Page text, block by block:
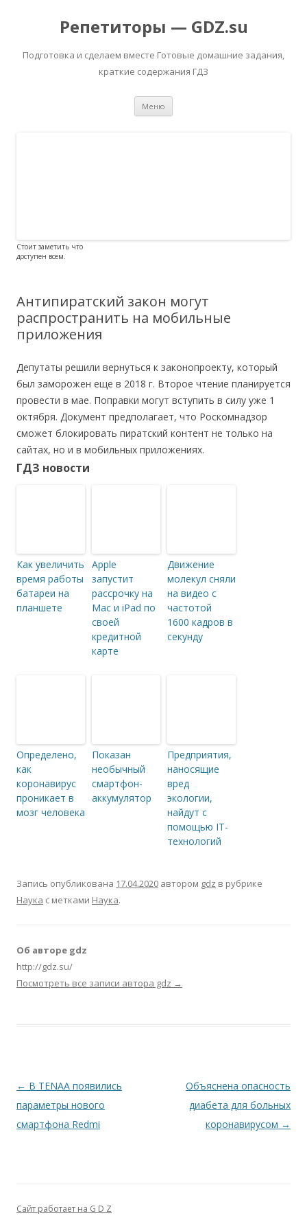
Репетиторы — GDZ.su
Подготовка и сделаем вместе Готовые домашние задания,
краткие содержания ГДЗ
Меню
Стоит заметить что
доступен всем.
Антипиратский закон могут
распространить на мобильные
приложения
Депутаты решили вернуться к законопроекту, который
был заморожен еще в 2018 г. Второе чтение планируется
провести в мае. Поправки могут вступить в силу уже 1
октября. Документ предполагает, что Роскомнадзор
сможет блокировать пиратский контент не только на
сайтах, но и в мобильных приложениях.
ГДЗ новости
Как увеличить
время работы
батареи на
планшете
Apple
запустит
рассрочку на
Mac и iPad по
своей
кредитной
карте
Движение
молекул сняли
на видео с
частотой
1600 кадров в
секунду
Определено,
как
коронавирус
проникает в
мозг человека
Показан
необычный
смартфон-
аккумулятор
Предприятия,
наносящие
вред
экологии,
найдут с
помощью IT-
технологий
Запись опубликована 17.04.2020 автором gdz в рубрике
Наука с метками Наука.
Об авторе gdz
http://gdz.su/
Посмотреть все записи автора gdz →
Навигация по записям
← В TENAA появились
параметры нового
смартфона Redmi
Объяснена опасность
диабета для больных
коронавирусом →
Сайт работает на G D Z